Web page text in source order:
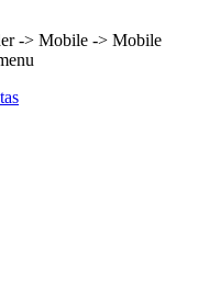
-> Mobile -> Mobile